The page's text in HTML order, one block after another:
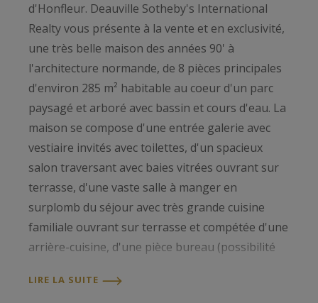
d'Honfleur. Deauville Sotheby's International
Realty vous présente à la vente et en exclusivité,
une très belle maison des années 90' à
l'architecture normande, de 8 pièces principales
d'environ 285 m² habitable au coeur d'un parc
paysagé et arboré avec bassin et cours d'eau. La
maison se compose d'une entrée galerie avec
vestiaire invités avec toilettes, d'un spacieux
salon traversant avec baies vitrées ouvrant sur
terrasse, d'une vaste salle à manger en
surplomb du séjour avec très grande cuisine
familiale ouvrant sur terrasse et compétée d'une
arrière-cuisine, d'une pièce bureau (possibilité
parentale avec chambre, dressing, salle de bains
LIRE LA SUITE